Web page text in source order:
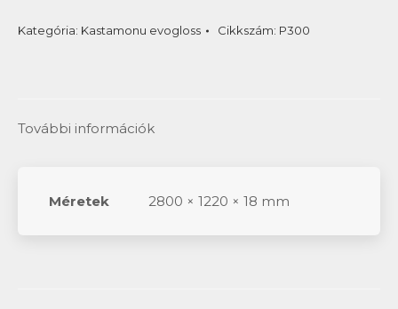
Kategória: Kastamonu evogloss Cikkszám: P300
További információk
Méretek 2800 × 1220 × 18 mm